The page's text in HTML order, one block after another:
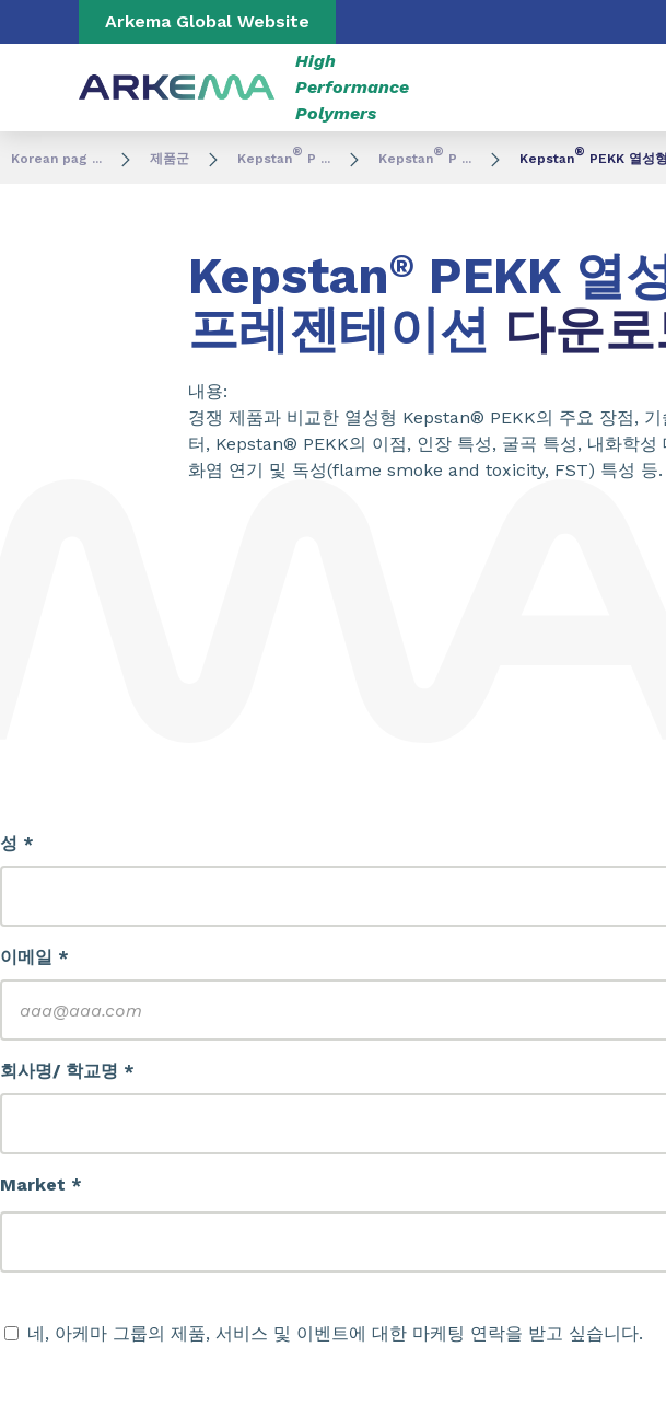
Go to content Go to navigation
Arkema Global Website
High
Performance
Polymers
Korean pag ... 제품군 Kepstan® P ... Kepstan® P ... Kepstan® PEKK 열성
Kepstan® PEKK 열
프레젠테이션 다운
내용:
경쟁 제품과 비교한 열성형 Kepstan® PEKK의 주요 장점, 기
터, Kepstan® PEKK의 이점, 인장 특성, 굴곡 특성, 내화학성
화염 연기 및 독성(flame smoke and toxicity, FST) 특성 등.
성 *
이메일 *
회사명/ 학교명 *
Market *
네, 아케마 그룹의 제품, 서비스 및 이벤트에 대한 마케팅 연락을 받고 싶습니다.